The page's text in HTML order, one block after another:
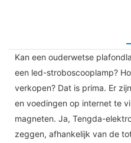
Kan een ouderwetse
een led-stroboscooplamp?
verkopen? Dat is prima. Er
en voedingen op internet te
magneten. Ja, Tengda-
zeggen, afhankelijk van de